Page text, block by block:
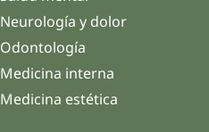
Neurología y dolor
Odontología
Medicina interna
Medicina estética